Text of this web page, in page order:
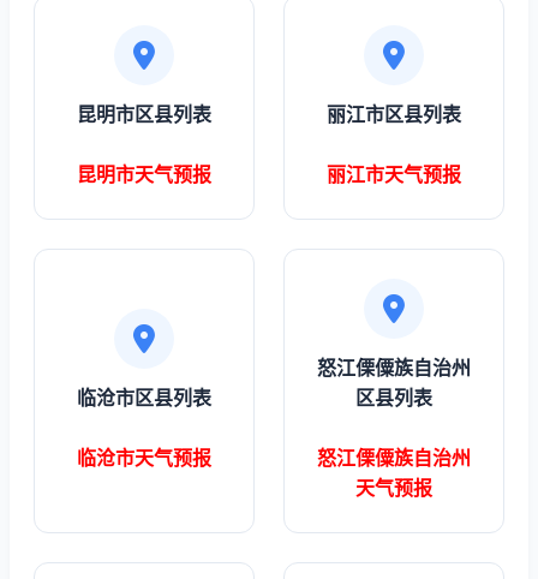
昆明市区县列表
昆明市天气预报
丽江市区县列表
丽江市天气预报
临沧市区县列表
临沧市天气预报
怒江傈僳族自治州
区县列表
怒江傈僳族自治州
天气预报